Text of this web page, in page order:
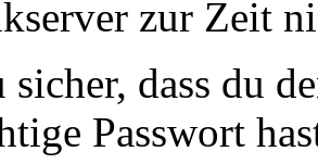
zur Zeit
sicher, dass du
Passwort